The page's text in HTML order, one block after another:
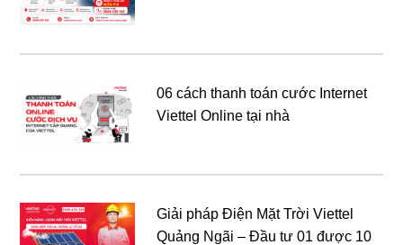
06 cách thanh toán cước Internet
Viettel Online tại nhà
Giải pháp Điện Mặt Trời Viettel
Quảng Ngãi – Đầu tư 01 được 10